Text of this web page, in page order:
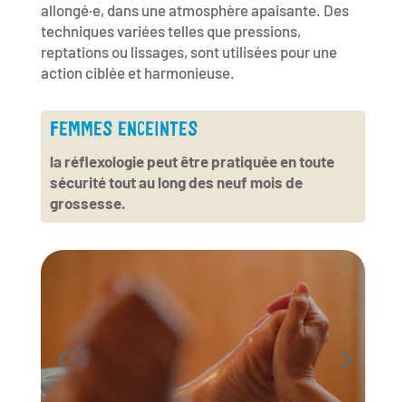
allongé·e, dans une atmosphère apaisante. Des
techniques variées telles que pressions,
reptations ou lissages, sont utilisées pour une
action ciblée et harmonieuse.
FEMMES ENCEINTES
la réflexologie peut être pratiquée en toute
sécurité tout au long des neuf mois de
grossesse.